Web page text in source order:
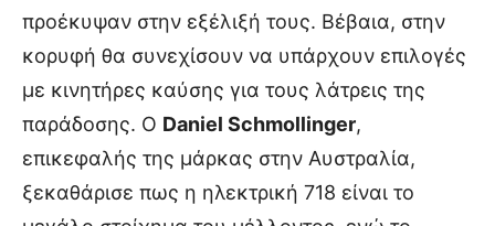
προέκυψαν στην εξέλιξή τους. Βέβαια, στην
κορυφή θα συνεχίσουν να υπάρχουν επιλογές
με κινητήρες καύσης για τους λάτρεις της
παράδοσης. Ο Daniel Schmollinger,
επικεφαλής της μάρκας στην Αυστραλία,
ξεκαθάρισε πως η ηλεκτρική 718 είναι το